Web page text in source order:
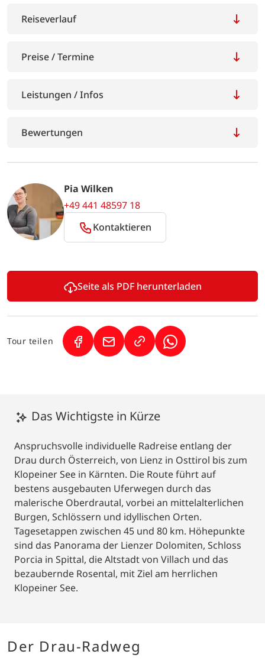
Das Wichtigste in Kürze
Anspruchsvolle individuelle Radreise entlang der
Drau durch Österreich, von Lienz in Osttirol bis zum
Klopeiner See in Kärnten. Die Route führt auf
bestens ausgebauten Uferwegen durch das
malerische Oberdrautal, vorbei an mittelalterlichen
Burgen, Schlössern und idyllischen Orten.
Tagesetappen zwischen 45 und 80 km. Höhepunkte
sind das Panorama der Lienzer Dolomiten, Schloss
Porcia in Spittal, die Altstadt von Villach und das
bezaubernde Rosental, mit Ziel am herrlichen
Klopeiner See.
Der Drau-Radweg
Reiseverlauf
Preise / Termine
Leistungen / Infos
Bewertungen
Pia Wilken
+49 441 48597 18
Kontaktieren
Seite als PDF herunterladen
Tour teilen (Link öffnet in neuem Tab)
(Link öffnet in neuem Tab)
(Link öffnet in